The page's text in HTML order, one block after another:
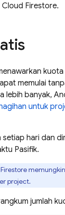
Cloud Firestore.
memulai
lebih banyak,
untuk
hari dan
Pasifik.
project.
jumlah